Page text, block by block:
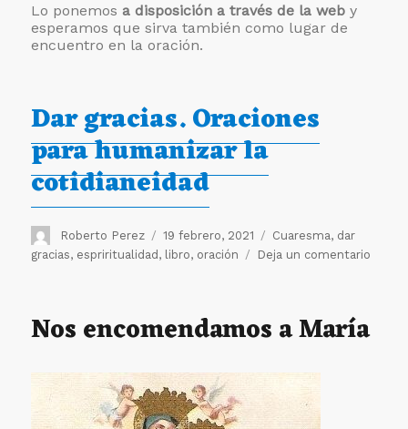
Lo ponemosa disposición a través de la web y
esperamos que sirva también como lugar de
encuentro en la oración.
Dar gracias. Oraciones
para humanizar la
cotidianeidad
Autor
Roberto Perez
Publicado
el
19 febrero, 2021 Etiquetas
Cuaresma, dar
gracias, espriritualidad , libro, oración Deja un comentario
Nos encomendamos a María